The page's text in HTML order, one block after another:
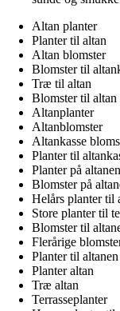
Altan planter
Planter til altan
Altan blomster
Blomster til
Træ til altan
Blomster til altan
Altanplanter
Altanblomster
Altankasse
Planter til
Planter på altanen
Blomster på
Helårs planter til
Store planter til
Blomster til
Flerårige
Planter til altanen
Planter altan
Træ altan
Terrasseplanter